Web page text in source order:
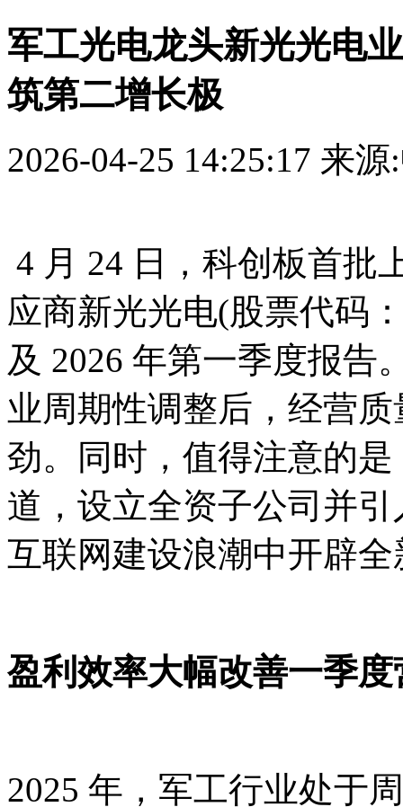
军工光电龙头新光光电
筑第二增长极
2026-04-25 14:25:17 来源
4 月 24 日，科创板首批
应商新光光电(股票代码
及 2026 年第一季度报告
业周期性调整后，经营
劲。同时，值得注意的
道，设立全资子公司并
互联网建设浪潮中开辟
盈利效率大幅改善一季
2025 年，军工行业处于